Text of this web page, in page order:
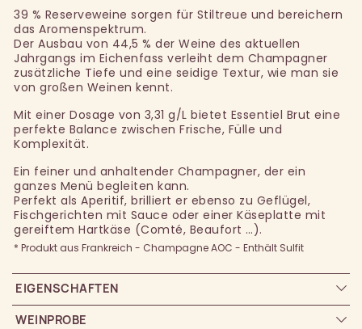
39 % Reserveweine sorgen für Stiltreue und bereichern
das Aromenspektrum.
Der Ausbau von 44,5 % der Weine des aktuellen
Jahrgangs im Eichenfass verleiht dem Champagner
zusätzliche Tiefe und eine seidige Textur, wie man sie
von großen Weinen kennt.
Mit einer Dosage von 3,31 g/L bietet Essentiel Brut eine
perfekte Balance zwischen Frische, Fülle und
Komplexität.
Ein feiner und anhaltender Champagner, der ein
ganzes Menü begleiten kann.
Perfekt als Aperitif, brilliert er ebenso zu Geflügel,
Fischgerichten mit Sauce oder einer Käseplatte mit
gereiftem Hartkäse (Comté, Beaufort …).
* Produkt aus Frankreich - Champagne AOC - Enthält Sulfit
EIGENSCHAFTEN
WEINPROBE